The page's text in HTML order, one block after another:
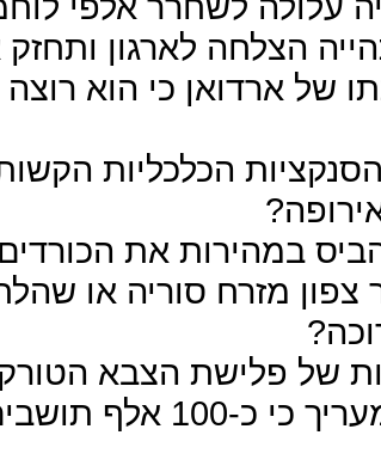
הצלחה לארגון ותחזק
של ארדואן כי הוא
הכלכליות
במהירות את
צפון מזרח סוריה או
של פלישת הצבא
מזרח סוריה? עד כה האו"ם מעריך